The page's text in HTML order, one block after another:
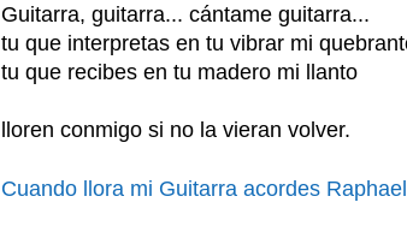
Guitarra, guitarra... cántame guitarra...
tu que interpretas en tu vibrar mi
tu que recibes en tu madero mi llanto
lloren conmigo si no la vieran volver.
Cuando llora mi Guitarra acordes Raphael